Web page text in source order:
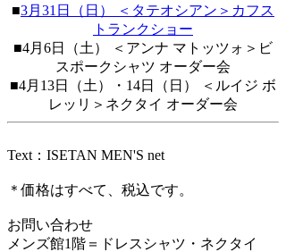
■3月31日（日） ＜タテオシアン＞カフス
トランクショー
■4月6日（土） ＜アンナ マトッツォ＞ビ
スポークシャツ オーダー会
■4月13日（土）・14日（日） ＜ルイジ ボ
レッリ＞ネクタイ オーダー会
Text：ISETAN MEN'S net
＊価格はすべて、税込です。
お問い合わせ
メンズ館1階＝ドレスシャツ・ネクタイ